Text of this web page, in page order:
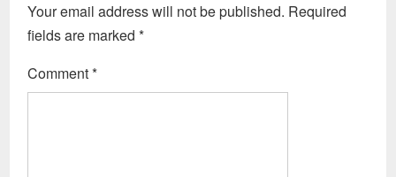
Your email address will not be published. Required
fields are marked*
Comment*